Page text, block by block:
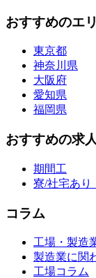
おすすめのエ
東京都
神奈川県
大阪府
愛知県
福岡県
おすすめの求
期間工
寮/社宅あり
コラム
工場・製造
製造業に関
工場コラム